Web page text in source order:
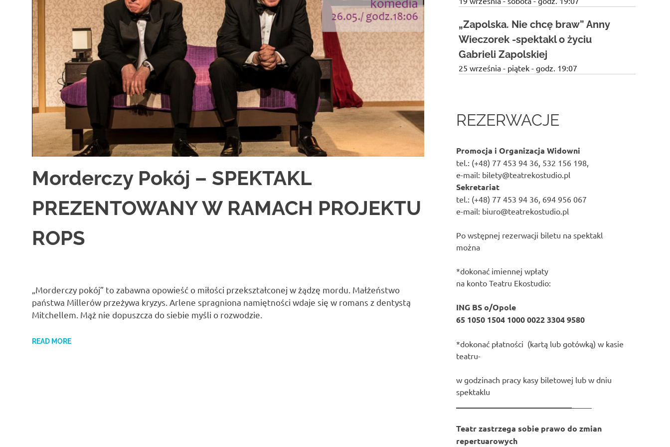
zaprasza
widzów
na
spektakle,
wernisaże,
pokazy
filmów.
Opole
teatr.
Morderczy Pokój – SPEKTAKL
PREZENTOWANY W RAMACH PROJEKTU
ROPS
„Morderczy pokój” to zabawna opowieść o miłości przekształconej w żądzę mordu. Małżeństwo
państwa Millerów przeżywa kryzys. Arlene spragniona namiętności wdaje się w romans z dentystą
Mitchellem. Mąż nie dopuszcza do siebie myśli o rozwodzie.
READ MORE
„Zapolska. Nie chcę braw” Anny
Wieczorek -spektakl o życiu
Gabrieli Zapolskiej
25 września - piątek - godz. 19:07
REZERWACJE
Promocja i Organizacja Widowni
tel.: (+48) 77 453 94 36, 532 156 198,
e-mail: bilety@teatrekostudio.pl
Sekretariat
tel.: (+48) 77 453 94 36, 694 956 067
e-mail: biuro@teatrekostudio.pl
Po wstępnej rezerwacji biletu na spektakl
można
*dokonać imiennej wpłaty
na konto Teatru Ekostudio:
ING BS o/Opole
65 1050 1504 1000 0022 3304 9580
*dokonać płatności (kartą lub gotówką) w kasie
teatru-
w godzinach pracy kasy biletowej lub w dniu
spektaklu
Teatr zastrzega sobie prawo do zmian
repertuarowych